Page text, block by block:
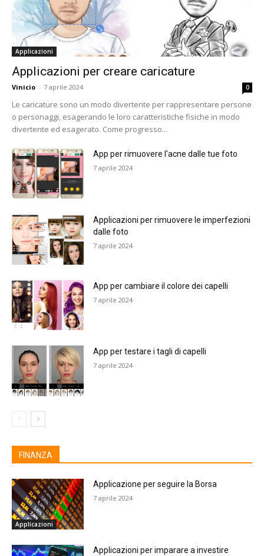
Applicazioni
Applicazioni per creare caricature
Vinicio - 7 aprile 2024 0
Le caricature sono un modo divertente per rappresentare persone
o personaggi, esagerando le loro caratteristiche fisiche in modo
divertente ed esagerato. Come progresso...
App per rimuovere l'acne dalle tue foto
7 aprile 2024
Applicazioni per rimuovere le imperfezioni
dalle foto
7 aprile 2024
App per cambiare il colore dei capelli
7 aprile 2024
App per testare i tagli di capelli
7 aprile 2024
FINANZA
Applicazioni
Applicazione per seguire la Borsa
7 aprile 2024
Applicazioni per imparare a investire